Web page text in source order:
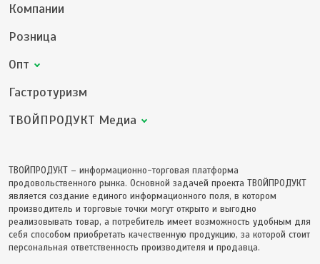
Компании
Розница
Опт
Гастротуризм
ТВОЙПРОДУКТ Медиа
ТВОЙПРОДУКТ – информационно-торговая платформа
продовольственного рынка. Основной задачей проекта ТВОЙПРОДУКТ
является создание единого информационного поля, в котором
производитель и торговые точки могут открыто и выгодно
реализовывать товар, а потребитель имеет возможность удобным для
себя способом приобретать качественную продукцию, за которой стоит
персональная ответственность производителя и продавца.